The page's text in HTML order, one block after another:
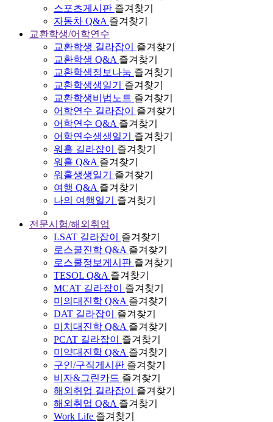
스포츠게시판 즐겨찾기
자동차 Q&A 즐겨찾기
교환학생/어학연수
교환학생 길라잡이
즐겨찾기
교환학생 Q&A 즐겨찾기
교환학생정보나눔 즐겨찾기
교환학생생일기
즐겨찾기
교환학생비법노트 즐겨찾기
어학연수 길라잡이
즐겨찾기
어학연수 Q&A 즐겨찾기
어학연수생생일기
즐겨찾기
워홀 길라잡이
즐겨찾기
워홀 Q&A 즐겨찾기
워홀생생일기
즐겨찾기
여행 Q&A 즐겨찾기
나의 여행일기
즐겨찾기
전문시험/해외취업
LSAT 길라잡이
즐겨찾기
로스쿨진학 Q&A 즐겨찾기
로스쿨정보게시판 즐겨찾기
TESOL Q&A 즐겨찾기
MCAT 길라잡이
즐겨찾기
미의대진학 Q&A 즐겨찾기
DAT 길라잡이
즐겨찾기
미치대진학 Q&A 즐겨찾기
PCAT 길라잡이
즐겨찾기
미약대진학 Q&A 즐겨찾기
구인/구직게시판 즐겨찾기
비자&그린카드 즐겨찾기
해외취업 길라잡이
즐겨찾기
해외취업 Q&A 즐겨찾기
Work Life 즐겨찾기